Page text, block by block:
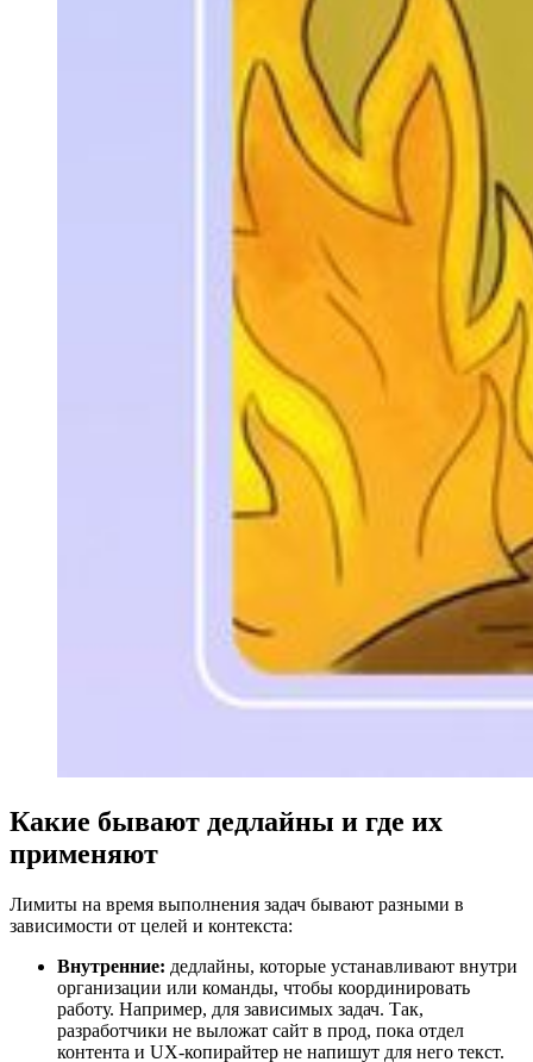
Какие бывают дедлайны и где их
применяют
Лимиты на время выполнения задач бывают разными в
зависимости от целей и контекста:
Внутренние: дедлайны, которые устанавливают внутри
организации или команды, чтобы координировать
работу. Например, для зависимых задач. Так,
разработчики не выложат сайт в прод, пока отдел
контента и UX-копирайтер не напишут для него текст.